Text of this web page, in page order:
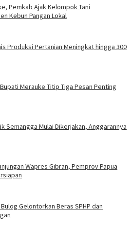
Pemkab Ajak Kelompok Tani
Kebun Pangan Lokal
Produksi Pertanian Meningkat hingga 300
Merauke Titip Tiga Pesan Penting
Semangga Mulai Dikerjakan, Anggarannya
Wapres Gibran, Pemprov Papua
Gelontorkan Beras SPHP dan